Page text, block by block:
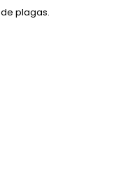
plagas.